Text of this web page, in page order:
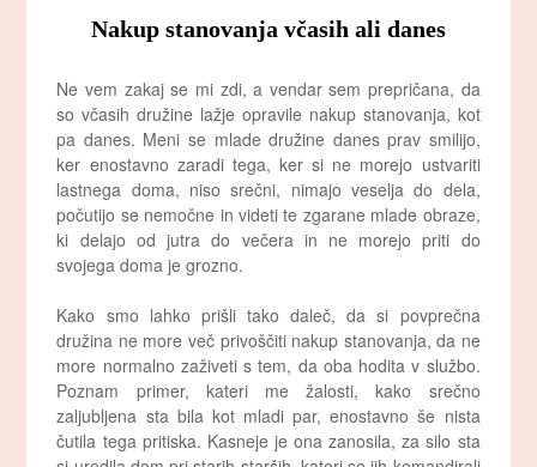
Nakup stanovanja včasih ali danes
Ne vem zakaj se mi zdi, a vendar sem prepričana, da
so včasih družine lažje opravile nakup stanovanja, kot
pa danes. Meni se mlade družine danes prav smilijo,
ker enostavno zaradi tega, ker si ne morejo ustvariti
lastnega doma, niso srečni, nimajo veselja do dela,
počutijo se nemočne in videti te zgarane mlade obraze,
ki delajo od jutra do večera in ne morejo priti do
svojega doma je grozno.
Kako smo lahko prišli tako daleč, da si povprečna
družina ne more več privoščiti nakup stanovanja, da ne
more normalno zaživeti s tem, da oba hodita v službo.
Poznam primer, kateri me žalosti, kako srečno
zaljubljena sta bila kot mladi par, enostavno še nista
čutila tega pritiska. Kasneje je ona zanosila, za silo sta